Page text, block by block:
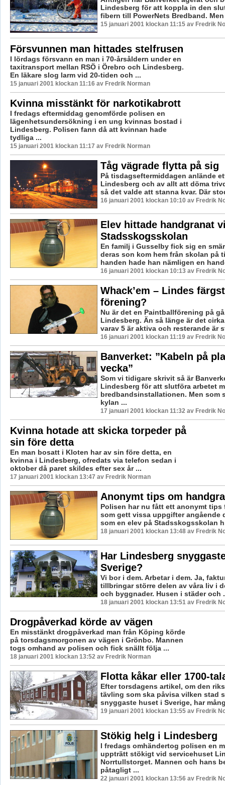
Lindesberg för att koppla in den
fibern till PowerNets Bredband.
15 januari 2001 klockan 11:15 av Fredrik
Försvunnen man hittades stelfrusen
I lördags försvann en man i 70-årsåldern under en
taxitransport mellan RSÖ i Örebro och Lindesberg.
En läkare slog larm vid 20-tiden och ...
15 januari 2001 klockan 11:16 av Fredrik Norman
Kvinna misstänkt för narkotikabrott
I fredags eftermiddag genomförde polisen en
lägenhetsundersökning i en ung kvinnas bostad i
Lindesberg. Polisen fann då att kvinnan hade
tydliga ...
15 januari 2001 klockan 11:17 av Fredrik Norman
Tåg vägrade flytta på sig
På tisdagseftermiddagen anlände
Lindesberg och av allt att döma
så det valde att stanna kvar. Där
16 januari 2001 klockan 10:10 av Fredrik
Elev hittade handgranat
Stadsskogsskolan
En familj i Gusselby fick sig en
deras son kom hem från skolan på
handen hade han nämligen en
16 januari 2001 klockan 10:13 av Fredrik
Whack’em – Lindes
förening?
Nu är det en Paintballförening på
Lindesberg. Än så länge är det
varav 5 är aktiva och resterande är
16 januari 2001 klockan 11:19 av Fredrik
Banverket: ”Kabeln på
vecka”
Som vi tidigare skrivit så är
Lindesberg för att slutföra arbetet
bredbandsinstallationen. Men som
kylan ...
17 januari 2001 klockan 11:32 av Fredrik
Kvinna hotade att skicka torpeder på
sin före detta
En man bosatt i Kloten har av sin före detta, en
kvinna i Lindesberg, ofredats via telefon sedan i
oktober då paret skildes efter sex år ...
17 januari 2001 klockan 13:47 av Fredrik Norman
Anonymt tips om
Polisen har nu fått ett anonymt tips
som gett vissa uppgifter angående
som en elev på Stadsskogsskolan
18 januari 2001 klockan 13:48 av Fredrik
Har Lindesberg
Sverige?
Vi bor i dem. Arbetar i dem. Ja,
tillbringar större delen av våra liv i
och byggnader. Husen i städer och
18 januari 2001 klockan 13:51 av Fredrik
Drogpåverkad körde av vägen
En misstänkt drogpåverkad man från Köping körde
på torsdagsmorgonen av vägen i Grönbo. Mannen
togs omhand av polisen och fick snällt följa ...
18 januari 2001 klockan 13:52 av Fredrik Norman
Flotta kåkar eller 1700-
Efter torsdagens artikel, om den
tävling som ska påvisa vilken stad
snyggaste huset i Sverige, har
19 januari 2001 klockan 13:55 av Fredrik
Stökig helg i Lindesberg
I fredags omhändertog polisen en
uppträtt stökigt vid servicehuset
Norrtullstorget. Mannen och hans
påtagligt ...
22 januari 2001 klockan 13:56 av Fredrik